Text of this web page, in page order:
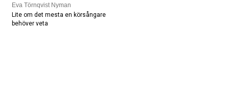
Eva Törnqvist Nyman
Lite om det mesta en körsångare
behöver veta